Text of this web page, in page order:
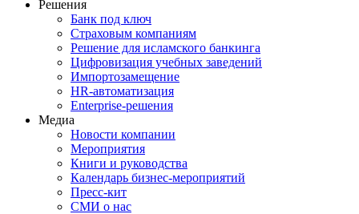
Решения
Банк под ключ
Страховым компаниям
Решение для исламского банкинга
Цифровизация учебных заведений
Импортозамещение
HR‑автоматизация
Enterprise-решения
Медиа
Новости компании
Мероприятия
Книги и руководства
Календарь бизнес‑мероприятий
Пресс‑кит
СМИ о нас